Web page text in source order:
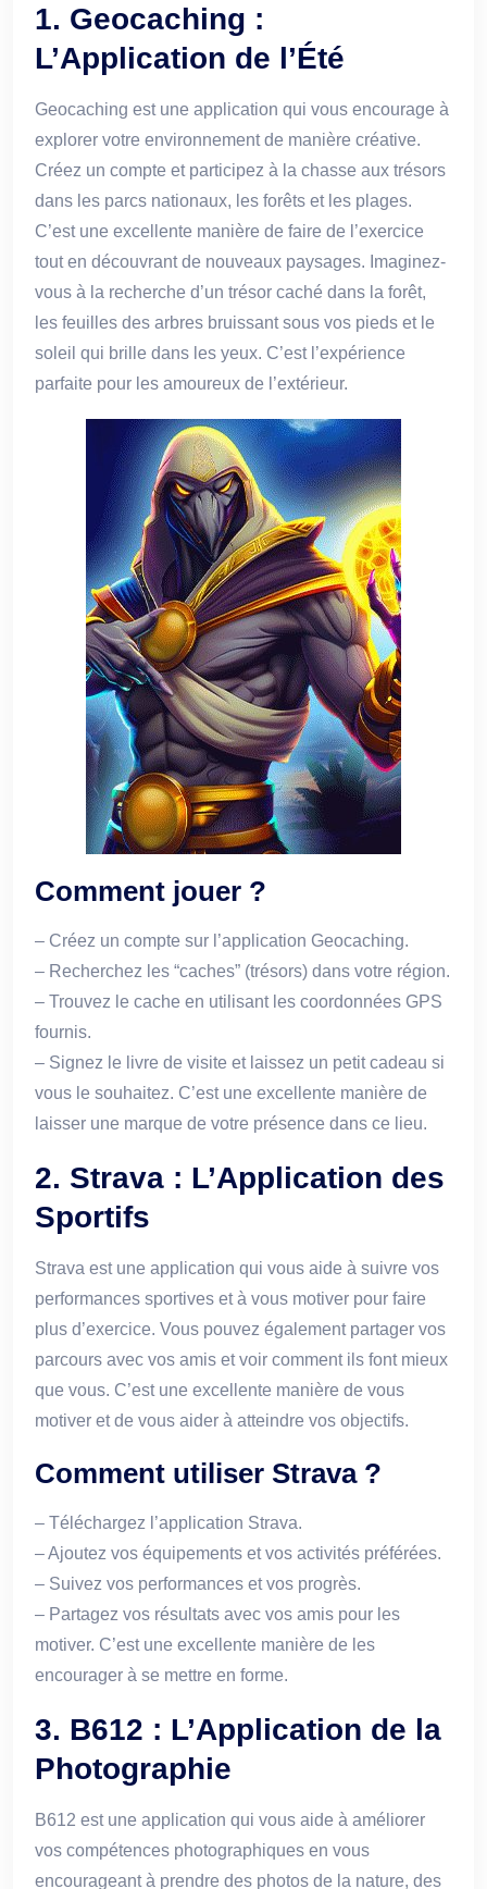
1. Geocaching :
L’Application de l’Été
Geocaching est une application qui vous encourage à
explorer votre environnement de manière créative.
Créez un compte et participez à la chasse aux trésors
dans les parcs nationaux, les forêts et les plages.
C’est une excellente manière de faire de l’exercice
tout en découvrant de nouveaux paysages. Imaginez-
vous à la recherche d’un trésor caché dans la forêt,
les feuilles des arbres bruissant sous vos pieds et le
soleil qui brille dans les yeux. C’est l’expérience
parfaite pour les amoureux de l’extérieur.
Comment jouer ?
– Créez un compte sur l’application Geocaching.
– Recherchez les “caches” (trésors) dans votre région.
– Trouvez le cache en utilisant les coordonnées GPS
fournis.
– Signez le livre de visite et laissez un petit cadeau si
vous le souhaitez. C’est une excellente manière de
laisser une marque de votre présence dans ce lieu.
2. Strava : L’Application des
Sportifs
Strava est une application qui vous aide à suivre vos
performances sportives et à vous motiver pour faire
plus d’exercice. Vous pouvez également partager vos
parcours avec vos amis et voir comment ils font mieux
que vous. C’est une excellente manière de vous
motiver et de vous aider à atteindre vos objectifs.
Comment utiliser Strava ?
– Téléchargez l’application Strava.
– Ajoutez vos équipements et vos activités préférées.
– Suivez vos performances et vos progrès.
– Partagez vos résultats avec vos amis pour les
motiver. C’est une excellente manière de les
encourager à se mettre en forme.
3. B612 : L’Application de la
Photographie
B612 est une application qui vous aide à améliorer
vos compétences photographiques en vous
encourageant à prendre des photos de la nature, des